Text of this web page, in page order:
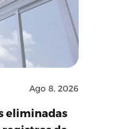
Ago 8, 2026
eliminadas